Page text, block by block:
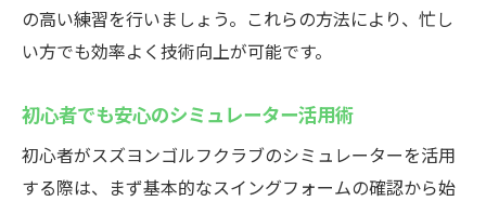
の高い練習を行いましょう。これらの方法により、忙し
い方でも効率よく技術向上が可能です。
初心者でも安心のシミュレーター活用術
初心者がスズヨンゴルフクラブのシミュレーターを活用
する際は、まず基本的なスイングフォームの確認から始